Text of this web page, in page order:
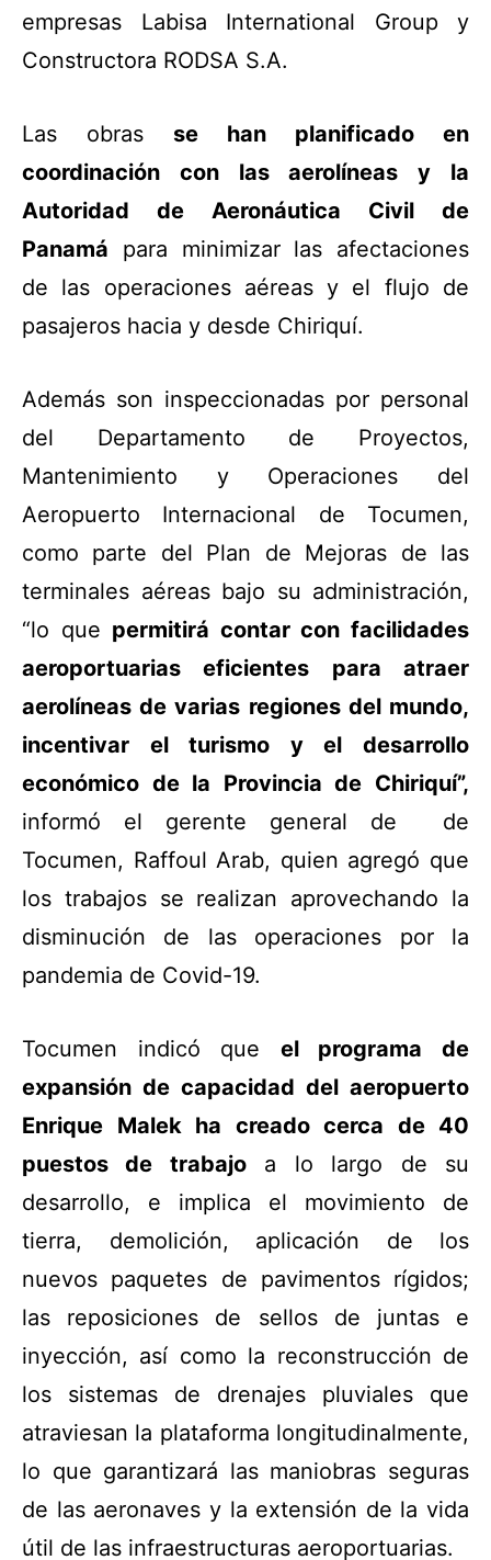
empresas Labisa International Group y
Constructora RODSA S.A.
Las obras se han planificado en
coordinación con las aerolíneas y la
Autoridad de Aeronáutica Civil de
Panamá para minimizar las afectaciones
de las operaciones aéreas y el flujo de
pasajeros hacia y desde Chiriquí.
Además son inspeccionadas por personal
del Departamento de Proyectos,
Mantenimiento y Operaciones del
Aeropuerto Internacional de Tocumen,
como parte del Plan de Mejoras de las
terminales aéreas bajo su administración,
“lo que permitirá contar con facilidades
aeroportuarias eficientes para atraer
aerolíneas de varias regiones del mundo,
incentivar el turismo y el desarrollo
económico de la Provincia de Chiriquí”,
informó el gerente general de de
Tocumen, Raffoul Arab, quien agregó que
los trabajos se realizan aprovechando la
disminución de las operaciones por la
pandemia de Covid-19.
Tocumen indicó que el programa de
expansión de capacidad del aeropuerto
Enrique Malek ha creado cerca de 40
puestos de trabajoa lo largo de su
desarrollo, e implica el movimiento de
tierra, demolición, aplicación de los
nuevos paquetes de pavimentos rígidos;
las reposiciones de sellos de juntas e
inyección, así como la reconstrucción de
los sistemas de drenajes pluviales que
atraviesan la plataforma longitudinalmente,
lo que garantizará las maniobras seguras
de las aeronaves y la extensión de la vida
útil de las infraestructuras aeroportuarias.